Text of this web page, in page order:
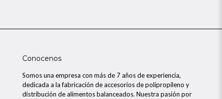
Conocenos
Somos una empresa con más de 7 años de experiencia,
dedicada a la fabricación de accesorios de polipropileno y
distribución de alimentos balanceados. Nuestra pasión por